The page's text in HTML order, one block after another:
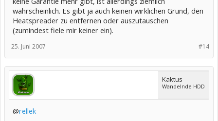
wahrscheinlich. Es gibt ja auch keinen wirklichen Grund, den
Heatspreader zu entfernen oder auszutauschen
(zumindest fiele mir keiner ein).
#14
25. Juni 2007
Kaktus
Wandelnde HDD
@rellek